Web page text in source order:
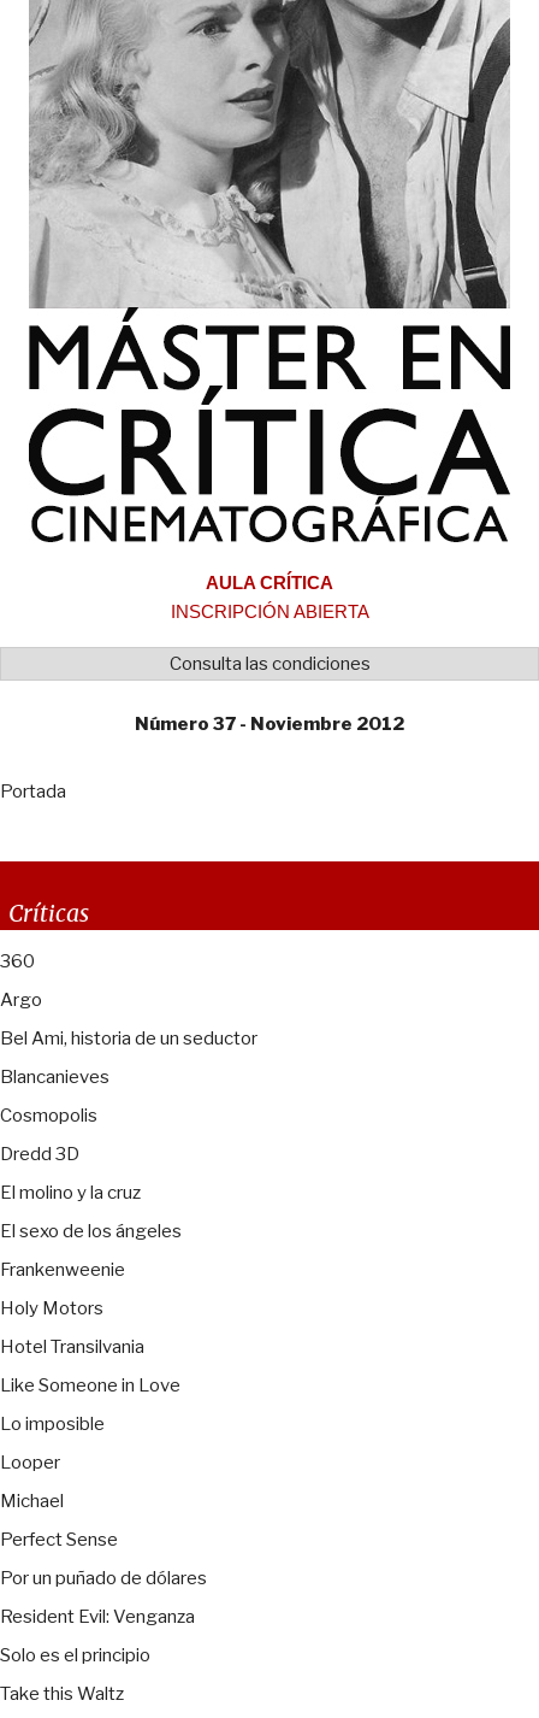
AULA CRÍTICA
INSCRIPCIÓN ABIERTA
Consulta las condiciones
Número 37 - Noviembre 2012
Portada
Críticas
360
Argo
Bel Ami, historia de un seductor
Blancanieves
Cosmopolis
Dredd 3D
El molino y la cruz
El sexo de los ángeles
Frankenweenie
Holy Motors
Hotel Transilvania
Like Someone in Love
Lo imposible
Looper
Michael
Perfect Sense
Por un puñado de dólares
Resident Evil: Venganza
Solo es el principio
Take this Waltz